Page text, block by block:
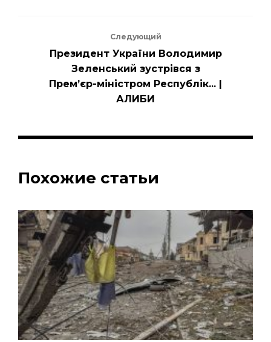
Следующий
Президент України Володимир
Зеленський зустрівся з
Прем’єр-міністром Республік... |
АЛИБИ
Похожие статьи